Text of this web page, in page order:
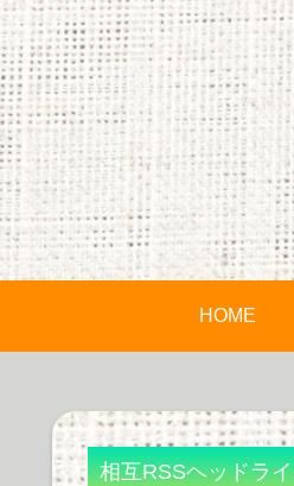
HOME
相互RSSヘッドラ